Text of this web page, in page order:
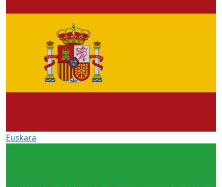
Euskara